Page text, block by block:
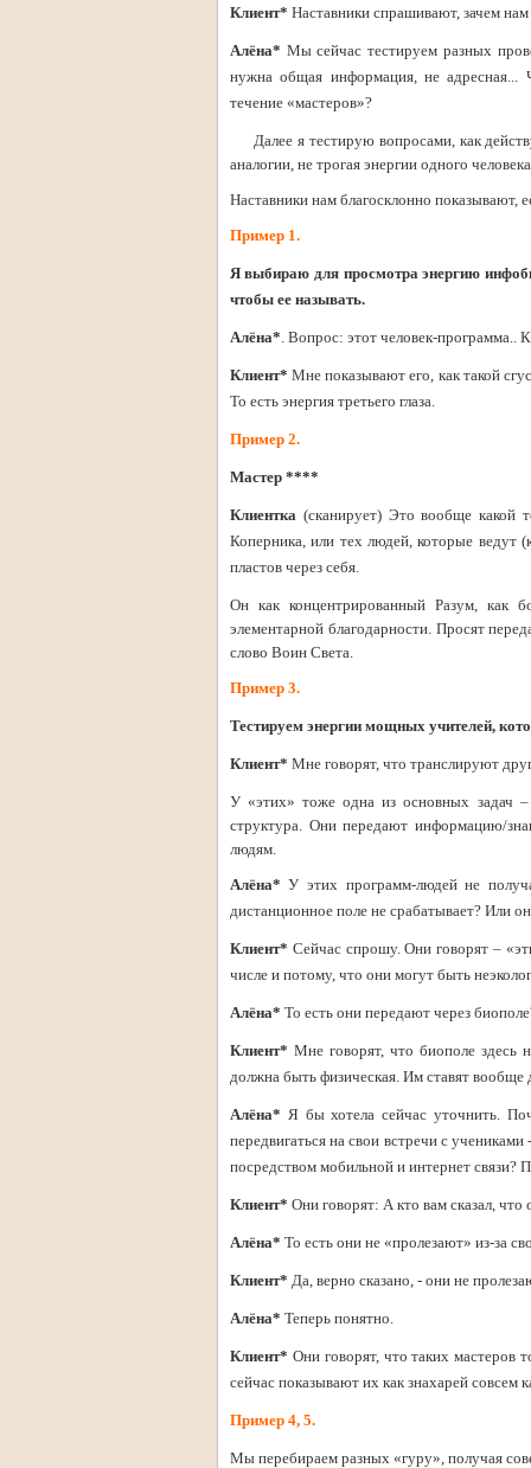
Клиент* Наставники спрашивают, зачем нам
Алёна* Мы сейчас тестируем разных
нужна общая информация, не адресная...
течение «мастеров»?
Далее я тестирую вопросами, как
аналогии, не трогая энергии одного
Наставники нам благосклонно показывают,
Пример 1.
Я выбираю для просмотра энергию
чтобы ее называть.
Алёна* . Вопрос: этот человек-программа..
Клиент* Мне показывают его, как такой
То есть энергия третьего глаза.
Пример 2.
Мастер ****
Клиентка (сканирует) Это вообще какой
Коперника, или тех людей, которые ведут
пластов через себя.
Он как концентрированный Разум, как
элементарной благодарности. Просят
слово Воин Света.
Пример 3.
Тестируем энергии мощных учителей,
Клиент* Мне говорят, что транслируют
У «этих» тоже одна из основных задач
структура. Они передают информацию/
людям.
Алёна* У этих программ-людей не
дистанционное поле не срабатывает? Или
Клиент* Сейчас спрошу. Они говорят –
числе и потому, что они могут быть
Алёна* То есть они передают через
Клиент* Мне говорят, что биополе здесь
должна быть физическая. Им ставят вообще
Алёна* Я бы хотела сейчас уточнить.
передвигаться на свои встречи с
посредством мобильной и интернет связи?
Клиент* Они говорят: А кто вам сказал, что
Алёна* То есть они не «пролезают» из-за
Клиент* Да, верно сказано, - они не
Алёна* Теперь понятно.
Клиент* Они говорят, что таких мастеров
сейчас показывают их как знахарей совсем
Пример 4, 5.
Мы перебираем разных «гуру», получая